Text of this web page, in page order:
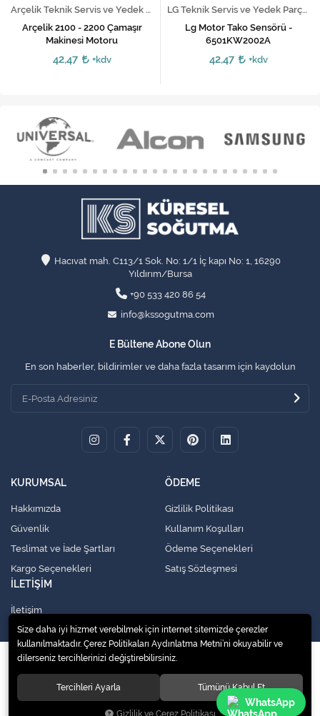
WhatsApp
Arçelik Teknik Servis ve Yedek Parça Hizmetleri
Arçelik 2100 - 2200 Çamaşır
Makinesi Motoru
42,47 +kdv
LG Teknik Servis ve Yedek Parça Hizmetleri
Lg Motor Tako Sensörü -
6501KW2002A
42,47 +kdv
Hacıvat mah. C113/1 Sok. No: 1/1 İç kapı No: 1, 16290
Yıldırım/Bursa
+90 533 420 86 54
info@kssogutma.com
E Bültene Abone Olun
En son haberler, bildirimler ve daha fazla tasarım için kaydolun
KURUMSAL
Hakkımızda
Güvenlik
Teslimat ve İade Şartları
Kargo Seçenekleri
ÖDEME
Gizlilik Politikası
Kullanım Koşulları
Ödeme Seçenekleri
Satış Sözleşmesi
İLETİŞİM
İletişim
© 2020Küresel Soğutma Sistemleri Yedek Parça San. Ve Tic. Ltd. Şti.
Size daha iyi hizmet verebilmek için internet sitemizde çerezler
kullanılmaktadır. Çerez Politikaları Aydınlatma Metni’ni okuyabilir ve
dilerseniz tercihlerinizi değiştirebilirsiniz.
Tercihleri Ayarla Tümünü Kabul Et
Gizlilik ve Çerez Politikası